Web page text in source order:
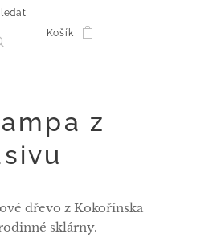
Košík
z
dřevo z Kokořínska
sklárny.